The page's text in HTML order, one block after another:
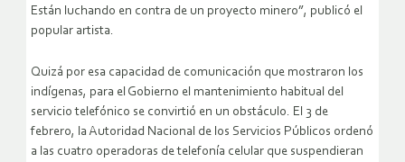
Están luchando en contra de un proyecto minero”, publicó el
popular artista.
Quizá por esa capacidad de comunicación que mostraron los
indígenas, para el Gobierno el mantenimiento habitual del
servicio telefónico se convirtió en un obstáculo. El 3 de
febrero, la Autoridad Nacional de los Servicios Públicos ordenó
a las cuatro operadoras de telefonía celular que suspendieran